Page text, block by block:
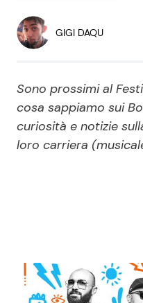
Economia
Persone Scomparse
Politica
News Spettacolo
GIGI DAQU
Sono prossimi al
cosa sappiamo sui
curiosità e notizie
loro carriera